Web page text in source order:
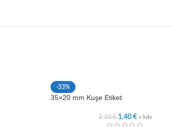
-33%
35×20 mm Kuşe Etiket
2,10€ 1,40€ + kdv